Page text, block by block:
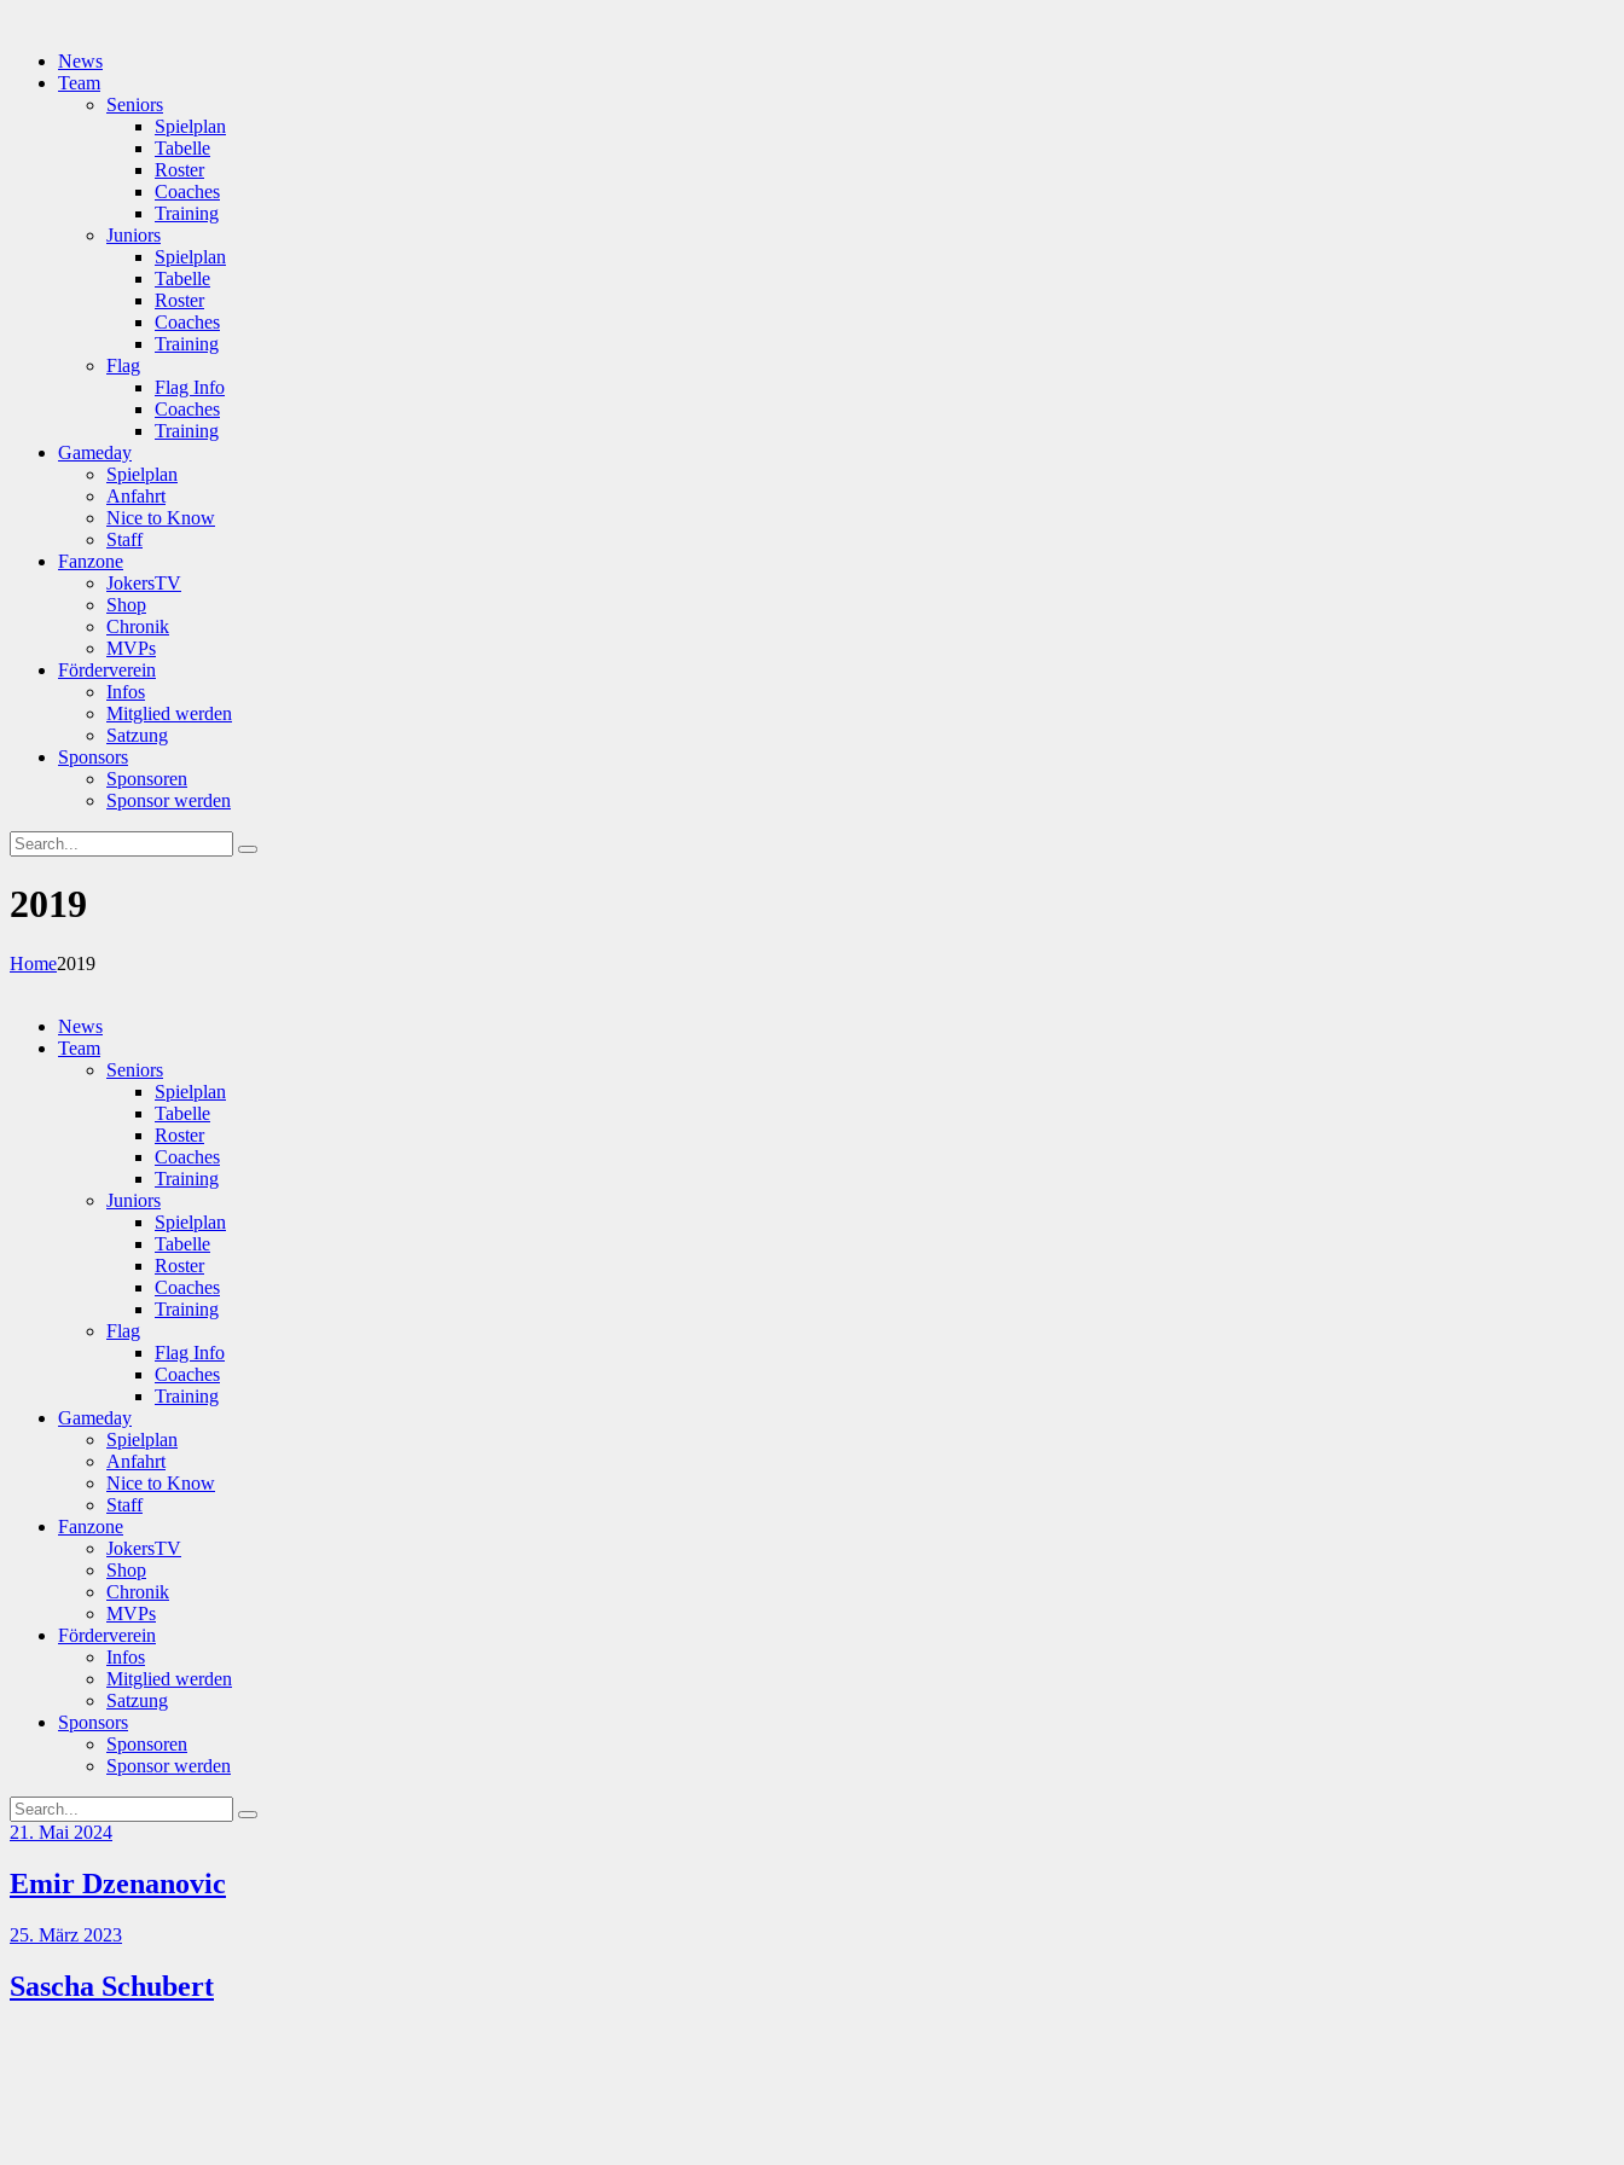
News
Team
Seniors
Spielplan
Tabelle
Roster
Coaches
Training
Juniors
Spielplan
Tabelle
Roster
Coaches
Training
Flag
Flag Info
Coaches
Training
Gameday
Spielplan
Anfahrt
Nice to Know
Staff
Fanzone
JokersTV
Shop
Chronik
MVPs
Förderverein
Infos
Mitglied werden
Satzung
Sponsors
Sponsoren
Sponsor werden
2019
Home2019
News
Team
Seniors
Spielplan
Tabelle
Roster
Coaches
Training
Juniors
Spielplan
Tabelle
Roster
Coaches
Training
Flag
Flag Info
Coaches
Training
Gameday
Spielplan
Anfahrt
Nice to Know
Staff
Fanzone
JokersTV
Shop
Chronik
MVPs
Förderverein
Infos
Mitglied werden
Satzung
Sponsors
Sponsoren
Sponsor werden
21. Mai 2024
Emir Dzenanovic
25. März 2023
Sascha Schubert